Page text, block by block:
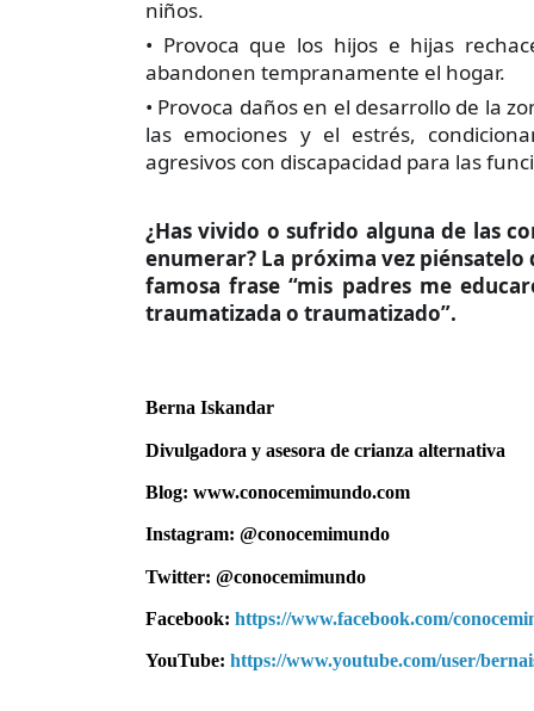
niños.
• Provoca que los hijos e hijas
abandonen tempranamente el hogar.
• Provoca daños en el desarrollo de la
las emociones y el estrés,
agresivos con discapacidad para las
¿Has vivido o sufrido alguna de las
enumerar? La próxima vez piénsatelo
famosa frase “mis padres me
traumatizada o traumatizado”.
Berna Iskandar
Divulgadora y asesora de crianza alternativa
Blog: www.conocemimundo.com
Instagram: @conocemimundo
Twitter: @conocemimundo
Facebook: https://www.facebook.com/
YouTube: https://www.youtube.com/user/